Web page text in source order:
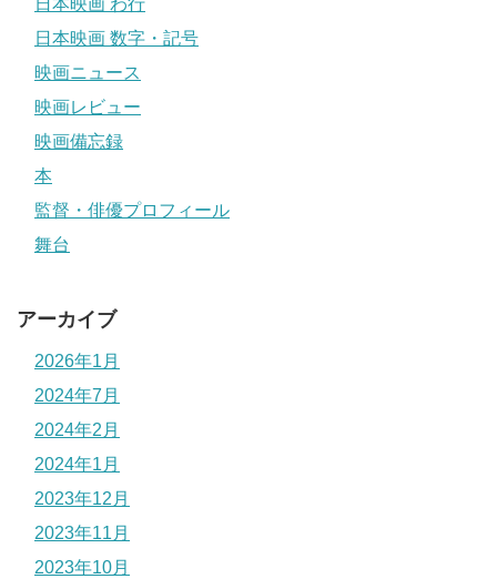
日本映画 わ行
日本映画 数字・記号
映画ニュース
映画レビュー
映画備忘録
本
監督・俳優プロフィール
舞台
アーカイブ
2026年1月
2024年7月
2024年2月
2024年1月
2023年12月
2023年11月
2023年10月